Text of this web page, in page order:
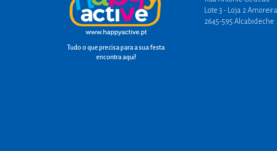
Tudo o que precisa para a sua festa
encontra aqui!
Lote 3 - Loja 2 Amoreira
2645-595 Alcabideche